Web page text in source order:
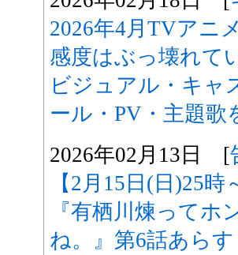
2026年4月TVアニ
感度はぶっ壊れて
ビジュアル・キャ
ール・PV・主題歌
2026年02月13日 [
【2月15日(日)25
『有栖川煉ってホ
ね。』第6話あら